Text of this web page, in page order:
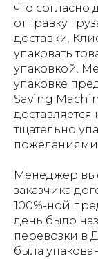
что согласно
отправку
доставки.
упаковать
упаковкой.
упаковке
Saving
тщательно
пожеланиями
Менеджер
заказчика
100%-ной
день было
перевозки в
была